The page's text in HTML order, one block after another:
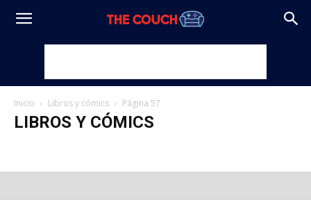
Inicio Libros y cómics Página 57
LIBROS Y CÓMICS